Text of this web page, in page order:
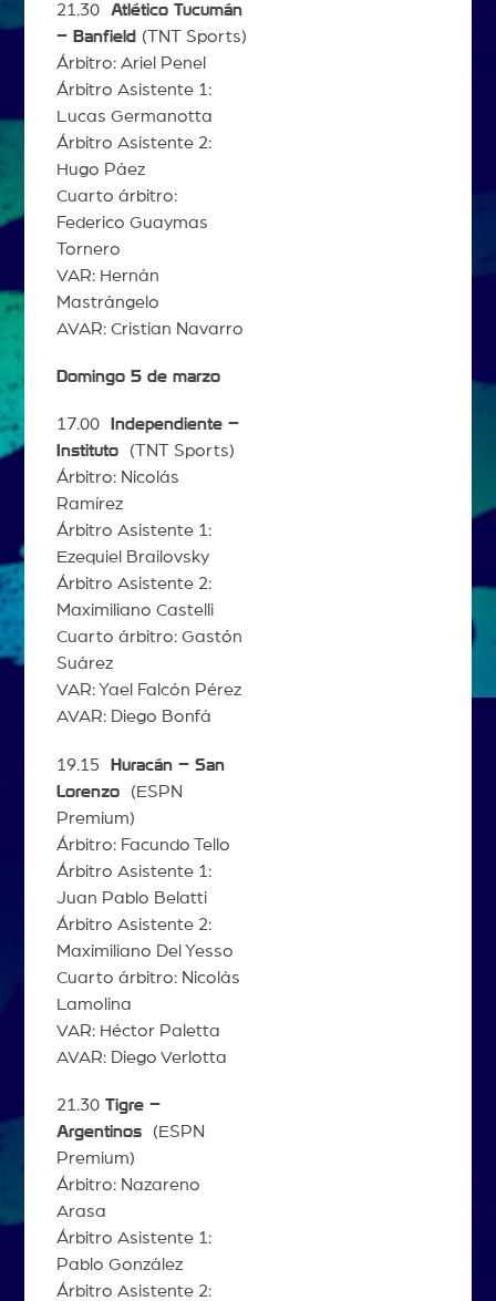
21.30 Atlético Tucumán
– Banfield (TNT Sports)
Árbitro: Ariel Penel
Árbitro Asistente 1:
Lucas Germanotta
Árbitro Asistente 2:
Hugo Páez
Cuarto árbitro:
Federico Guaymas
Tornero
VAR: Hernán
Mastrángelo
AVAR: Cristian Navarro
Domingo 5 de marzo
17.00
Independiente –
Instituto(TNT Sports)
Árbitro: Nicolás
Ramírez
Árbitro Asistente 1:
Ezequiel Brailovsky
Árbitro Asistente 2:
Maximiliano Castelli
Cuarto árbitro: Gastón
Suárez
VAR: Yael Falcón Pérez
AVAR: Diego Bonfá
19.15
Huracán – San
Lorenzo(ESPN
Premium)
Árbitro: Facundo Tello
Árbitro Asistente 1:
Juan Pablo Belatti
Árbitro Asistente 2:
Maximiliano Del Yesso
Cuarto árbitro: Nicolás
Lamolina
VAR: Héctor Paletta
AVAR: Diego Verlotta
21.30Tigre –
Argentinos(ESPN
Premium)
Árbitro: Nazareno
Arasa
Árbitro Asistente 1:
Pablo González
Árbitro Asistente 2: